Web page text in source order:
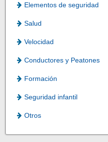
Elementos de seguridad
Salud
Velocidad
Conductores y Peatones
Formación
Seguridad infantil
Otros